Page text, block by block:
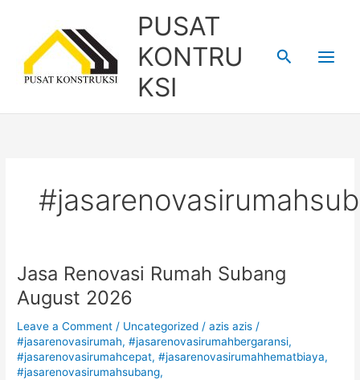
content
PUSAT
KONTRU
KSI
Search
Jasa Renovasi Rumah Subang
August 2026
Leave a Comment / Uncategorized /azis azis/
#jasarenovasirumah,#jasarenovasirumahbergaransi,
#jasarenovasirumahcepat,#jasarenovasirumahhematbiaya,
#jasarenovasirumahsubang,
Jasa
Renovasi
Rumah
Subang
August
2026